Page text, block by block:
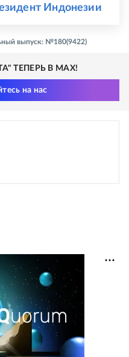
Индонезии
выпуск: №180(9422)
ТЕПЕРЬ В MAX!
на нас